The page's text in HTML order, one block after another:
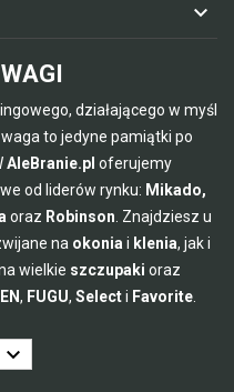
działającego w myśl
to jedyne pamiątki po
AleBranie.pl oferujemy
od liderów rynku: Mikado,
oraz Robinson . Znajdziesz u
na okonia i klenia, jak i
wielkie szczupaki oraz
, FUGU, Selecti Favorite
